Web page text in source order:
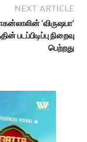
NEXT ARTICLE
‘விருஷபா’
படப்பிடிப்பு நிறைவு
பெற்றது